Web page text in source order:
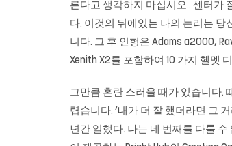
른다고 생각하지 마십시오.. 센터가
다. 이것의 뒤에있는 나의 논리는 당
니다. 그 후 인형은 Adams a2000,
Xenith X2를 포함하여 10 가지 헬멧
그만큼 혼란 스러울 때가 있습니다.
렵습니다. ‘내가 더 잘 했더라면 그
년간 일했다. 나는 네 번째를 다룰